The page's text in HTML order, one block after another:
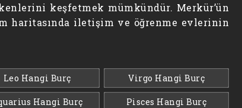
keşfetmek mümkündür. Merkür’ün
haritasında iletişim ve öğrenme evlerinin
Leo Hangi Burç Virgo Hangi Burç
Hangi Burç Pisces Hangi Burç